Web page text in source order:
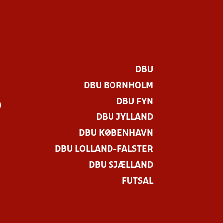
DBU
DBU BORNHOLM
DBU FYN
DBU JYLLAND
DBU KØBENHAVN
DBU LOLLAND-FALSTER
DBU SJÆLLAND
FUTSAL